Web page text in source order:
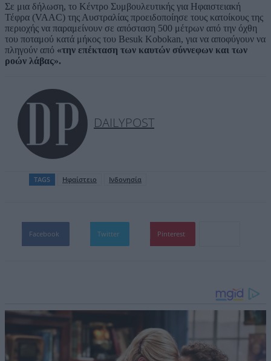
Σε μια δήλωση, το Κέντρο Συμβουλευτικής για Ηφαιστειακή
Τέφρα (VAAC) της Αυστραλίας προειδοποίησε τους κατοίκους της
περιοχής να παραμείνουν σε απόσταση 500 μέτρων από την όχθη
του ποταμού κατά μήκος του Besuk Kobokan, για να αποφύγουν να
πληγούν από «την επέκταση των καυτών σύννεφων και των
ροών λάβας».
DAILYPOST
TAGS Ηφαίστειο Ινδονησία
Facebook Twitter Pinterest